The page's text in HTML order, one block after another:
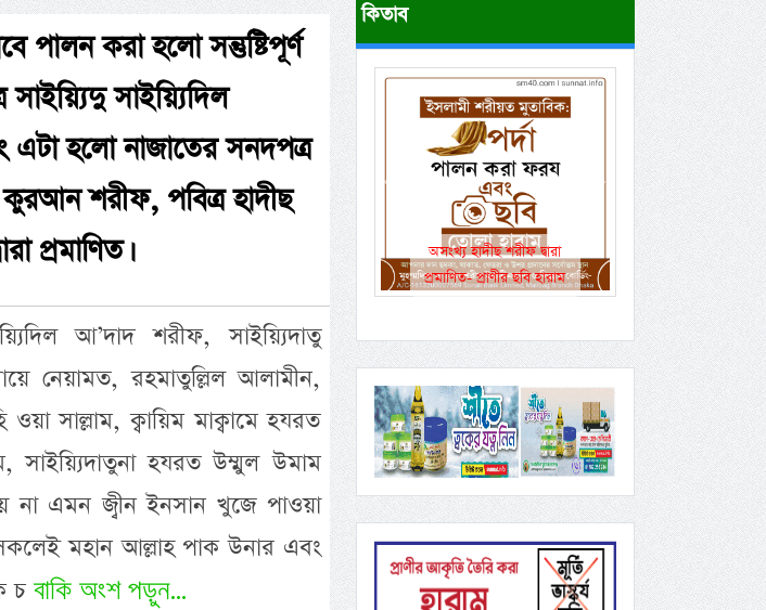
পালন করা হলো সন্তুষ্টিপূর্ণ
সাইয়্যিদু সাইয়্যিদিল
হলো নাজাতের সনদপত্র
কুরআন শরীফ, পবিত্র হাদীছ
প্রমাণিত।
আ’দাদ শরীফ, সাইয়্যিদাতু
নেয়ামত, রহমাতুল্লিল আলামীন,
সাল্লাম, ক্বায়িম মাক্বামে হযরত
সাইয়্যিদাতুনা হযরত উম্মুল উমাম
না এমন জ্বীন ইনসান খুজে পাওয়া
মহান আল্লাহ পাক উনার এবং
চ বাকি অংশ পড়ুন...
কিতাব
একই রানওয়েতে সামরিক-
বেসামরিক ফ্লাইট!